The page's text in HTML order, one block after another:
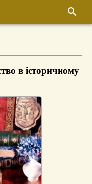
в історичному